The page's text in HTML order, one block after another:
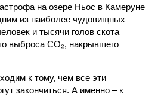
на озере Ньос в Камеруне
из наиболее чудовищных
и тысячи голов скота
выброса CO₂, накрывшего
к тому, чем все эти
закончиться. А именно – к